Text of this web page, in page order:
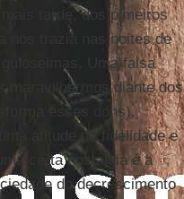
tarde, dos pimeiros
nos trazia nas noites de
Uma falsa
maravilharmos diante dos
esses dons).
atitude de fidelidade e
certa nostalgia é a
do decrescimento